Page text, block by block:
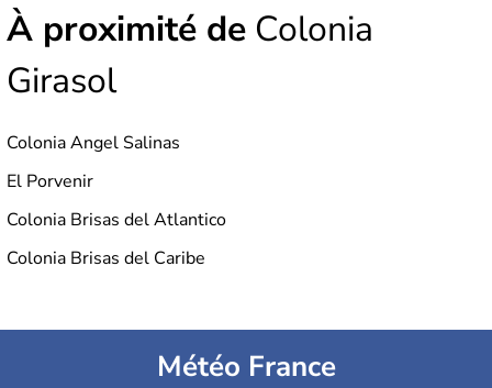
À proximité de Colonia
Girasol
Colonia Angel Salinas
El Porvenir
Colonia Brisas del Atlantico
Colonia Brisas del Caribe
Météo France